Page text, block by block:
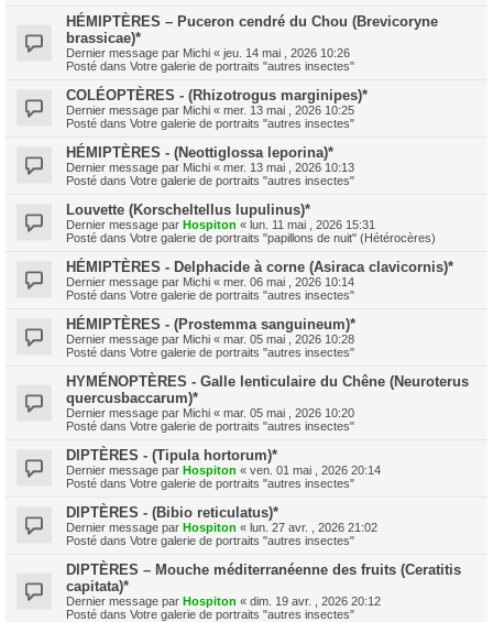
HÉMIPTÈRES – Puceron cendré du Chou (Brevicoryne
brassicae)*
Dernier message par Michi « jeu. 14 mai , 2026 10:26
Posté dans Votre galerie de portraits "autres insectes"
COLÉOPTÈRES - (Rhizotrogus marginipes)*
Dernier message par Michi « mer. 13 mai , 2026 10:25
Posté dans Votre galerie de portraits "autres insectes"
HÉMIPTÈRES - (Neottiglossa leporina)*
Dernier message par Michi « mer. 13 mai , 2026 10:13
Posté dans Votre galerie de portraits "autres insectes"
Louvette (Korscheltellus lupulinus)*
Dernier message par Hospiton « lun. 11 mai , 2026 15:31
Posté dans Votre galerie de portraits "papillons de nuit" (Hétérocères)
HÉMIPTÈRES - Delphacide à corne (Asiraca clavicornis)*
Dernier message par Michi « mer. 06 mai , 2026 10:14
Posté dans Votre galerie de portraits "autres insectes"
HÉMIPTÈRES - (Prostemma sanguineum)*
Dernier message par Michi « mar. 05 mai , 2026 10:28
Posté dans Votre galerie de portraits "autres insectes"
HYMÉNOPTÈRES - Galle lenticulaire du Chêne (Neuroterus
quercusbaccarum)*
Dernier message par Michi « mar. 05 mai , 2026 10:20
Posté dans Votre galerie de portraits "autres insectes"
DIPTÈRES - (Tipula hortorum)*
Dernier message par Hospiton « ven. 01 mai , 2026 20:14
Posté dans Votre galerie de portraits "autres insectes"
DIPTÈRES - (Bibio reticulatus)*
Dernier message par Hospiton « lun. 27 avr. , 2026 21:02
Posté dans Votre galerie de portraits "autres insectes"
DIPTÈRES – Mouche méditerranéenne des fruits (Ceratitis
capitata)*
Dernier message par Hospiton « dim. 19 avr. , 2026 20:12
Posté dans Votre galerie de portraits "autres insectes"